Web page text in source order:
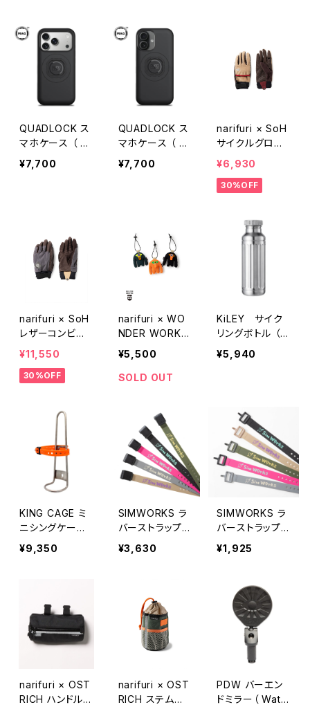
QUADLOCK ス
マホケース （ Q
uad Lock iPho
ne 17 Pro / M
¥7,700
QUADLOCK ス
マホケース （ Q
uad Lock iPho
ne 17 / MAG対
¥7,700
narifuri × SoH
サイクルグロー
ブ （ NFSO-06
¥6,930
30%OFF
narifuri × SoH
レザーコンビグ
ローブ （ NFSO
-05 ）
¥11,550
30%OFF
narifuri × WO
NDER WORKS
自転車リフレク
ター 「リフレクタ
ーモンスターズ」
¥5,500
SOLD OUT
KiLEY サイク
リングボトル （
Doric SR-01 ）
¥5,940
KING CAGE ミ
ニシングケー
ジ
¥9,350
SIMWORKS ラ
バーストラップ （
Thunder Strap
20 inch ）
¥3,630
SIMWORKS ラ
バーストラップ （
Thunder Strap
20 ）
¥1,925
narifuri × OST
RICH ハンドルバ
narifuri × OST
RICH ステムバ
PDW バーエン
ドミラー（ Watc